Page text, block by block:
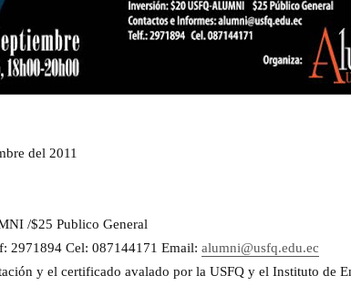
del 2011
/$25 Publico General
2971894 Cel: 087144171 Email: alumni@usfq.edu.ec
y el certificado avalado por la USFQ y el Instituto de